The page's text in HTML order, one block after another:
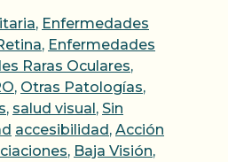
, Enfermedades
, Enfermedades
Raras Oculares,
, Otras Patologías,
, salud visual, Sin
Etiquetas
accesibilidad, Acción
, Baja Visión,